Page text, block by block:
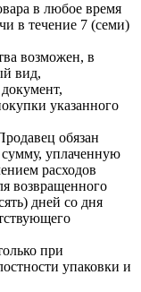
в любое время
в течение 7 (семи)
возможен, в
вид,
указанного
обязан
уплаченную
расходов
возвращенного
дней со дня
при
упаковки и